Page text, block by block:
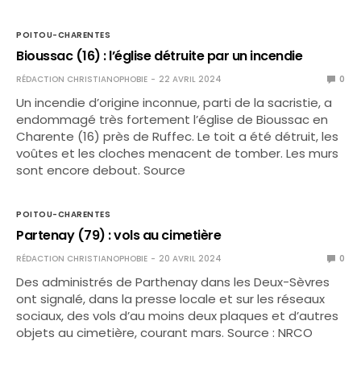
POITOU-CHARENTES
Bioussac (16) : l’église détruite par un incendie
RÉDACTION CHRISTIANOPHOBIE 22 AVRIL 2024 0
Un incendie d’origine inconnue, parti de la sacristie, a
endommagé très fortement l’église de Bioussac en
Charente (16) près de Ruffec. Le toit a été détruit, les
voûtes et les cloches menacent de tomber. Les murs
sont encore debout. Source
POITOU-CHARENTES
Partenay (79) : vols au cimetière
RÉDACTION CHRISTIANOPHOBIE 20 AVRIL 2024 0
Des administrés de Parthenay dans les Deux-Sèvres
ont signalé, dans la presse locale et sur les réseaux
sociaux, des vols d’au moins deux plaques et d’autres
objets au cimetière, courant mars. Source : NRCO